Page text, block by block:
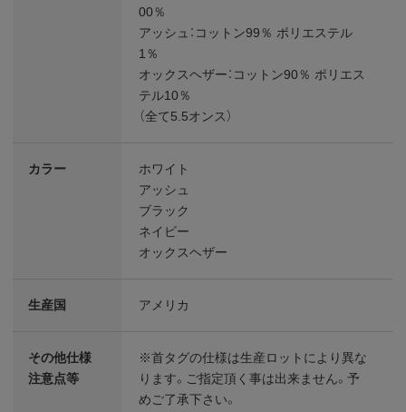
00％
アッシュ：コットン99％ ポリエステル
1％
オックスヘザー：コットン90％ ポリエス
テル10％
（全て5.5オンス）
カラー
ホワイト
アッシュ
ブラック
ネイビー
オックスヘザー
生産国 アメリカ
その他仕様
注意点等
※首タグの仕様は生産ロットにより異な
ります。ご指定頂く事は出来ません。予
めご了承下さい。